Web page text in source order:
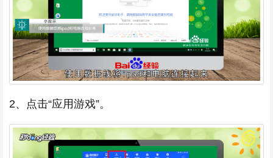
2、点击“应用游戏”。